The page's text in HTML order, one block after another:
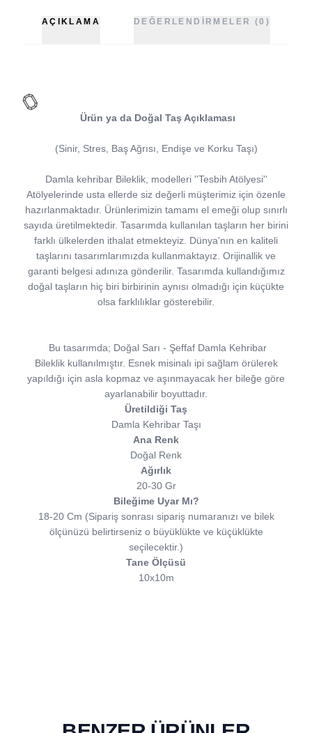
AÇIKLAMA DEĞERLENDIRMELER (0)
Ürün ya da Doğal Taş Açıklaması
(Sinir, Stres, Baş Ağrısı, Endişe ve Korku Taşı)
Damla kehribar Bileklik, modelleri ''Tesbih Atölyesi''
Atölyelerinde usta ellerde siz değerli müşterimiz için özenle
hazırlanmaktadır. Ürünlerimizin tamamı el emeği olup sınırlı
sayıda üretilmektedir. Tasarımda kullanılan taşların her birini
farklı ülkelerden ithalat etmekteyiz. Dünya'nın en kaliteli
taşlarını tasarımlarımızda kullanmaktayız. Orijinallik ve
garanti belgesi adınıza gönderilir. Tasarımda kullandığımız
doğal taşların hiç biri birbirinin aynısı olmadığı için küçükte
olsa farklılıklar gösterebilir.
Bu tasarımda; Doğal Sarı - Şeffaf Damla Kehribar
Bileklik kullanılmıştır. Esnek misinalı ipi sağlam örülerek
yapıldığı için asla kopmaz ve aşınmayacak her bileğe göre
ayarlanabilir boyuttadır.
Üretildiği Taş
Damla Kehribar Taşı
Ana Renk
Doğal Renk
Ağırlık
20-30 Gr
Bileğime Uyar Mı?
18-20 Cm (Sipariş sonrası sipariş numaranızı ve bilek
ölçünüzü belirtirseniz o büyüklükte ve küçüklükte
seçilecektir.)
Tane Ölçüsü
10x10m